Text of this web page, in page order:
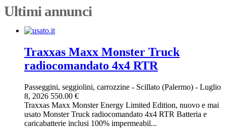
Ultimi annunci
Traxxas Maxx Monster Truck
radiocomandato 4x4 RTR
Passeggini, seggiolini, carrozzine - Scillato (Palermo) - Luglio
8, 2026 550.00 €
Traxxas Maxx Monster Energy Limited Edition, nuovo e mai
usato Monster Truck radiocomandato 4x4 RTR Batteria e
caricabatterie inclusi 100% impermeabil...